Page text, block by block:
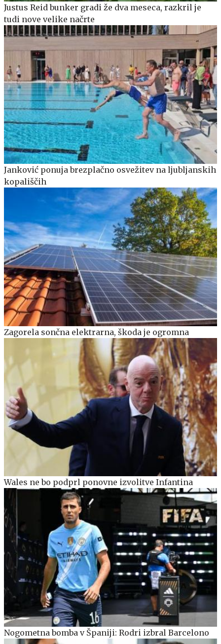
Justus Reid bunker gradi že dva meseca, razkril je
tudi nove velike načrte
Janković ponuja brezplačno osvežitev na ljubljanskih
kopališčih
Zagorela sončna elektrarna, škoda je ogromna
Wales ne bo podprl ponovne izvolitve Infantina
Nogometna bomba v Španiji: Rodri izbral Barcelono